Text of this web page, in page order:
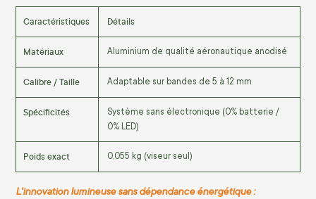
Caractéristiques Détails
Matériaux Aluminium de qualité aéronautique anodisé
Calibre / Taille Adaptable sur bandes de 5 à 12 mm
Spécificités
Système sans électronique (0% batterie /
0% LED)
Poids exact 0,055 kg (viseur seul)
L'innovation lumineuse sans dépendance énergétique :